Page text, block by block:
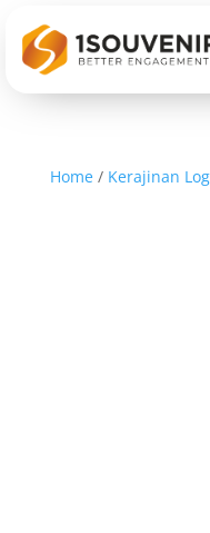
Home/ Kerajinan